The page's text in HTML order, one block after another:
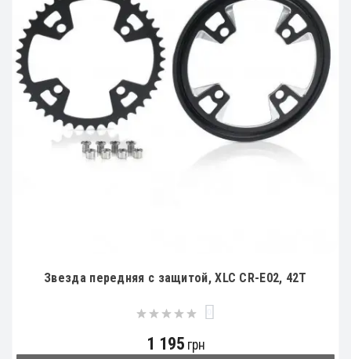
Звезда передняя с защитой, XLC CR-E02, 42Т
1 195 грн